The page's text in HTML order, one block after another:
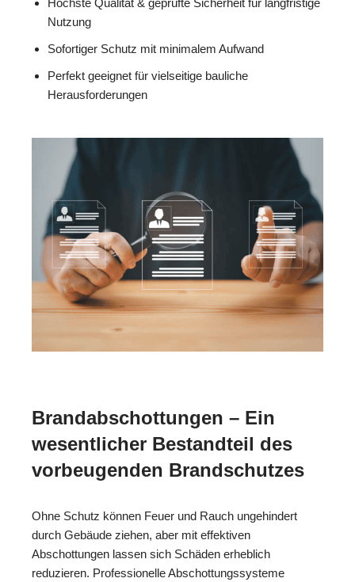
Höchste Qualität & geprüfte Sicherheit für langfristige
Nutzung
Sofortiger Schutz mit minimalem Aufwand
Perfekt geeignet für vielseitige bauliche
Herausforderungen
Brandabschottungen – Ein
wesentlicher Bestandteil des
vorbeugenden Brandschutzes
Ohne Schutz können Feuer und Rauch ungehindert
durch Gebäude ziehen, aber mit effektiven
Abschottungen lassen sich Schäden erheblich
reduzieren. Professionelle Abschottungssysteme